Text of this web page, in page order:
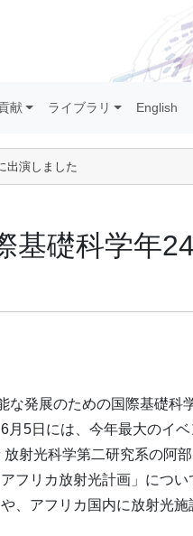
献 ライブラリ English
出演しました
基礎科学年
発展のための国際基礎
5日には、今年最大のイ
射光科学第二研究系の阿
フリカ放射光計画」につ
、アフリカ国内に放射光